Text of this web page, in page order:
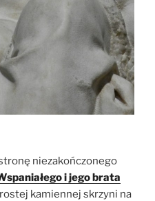
niezakończonego
i jego brata
kamiennej skrzyni na